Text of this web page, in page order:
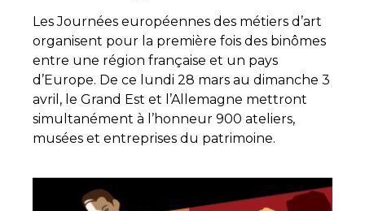
Les Journées européennes des métiers d’art
organisent pour la première fois des binômes
entre une région française et un pays
d’Europe. De ce lundi 28 mars au dimanche 3
avril, le Grand Est et l’Allemagne mettront
simultanément à l’honneur 900 ateliers,
musées et entreprises du patrimoine.